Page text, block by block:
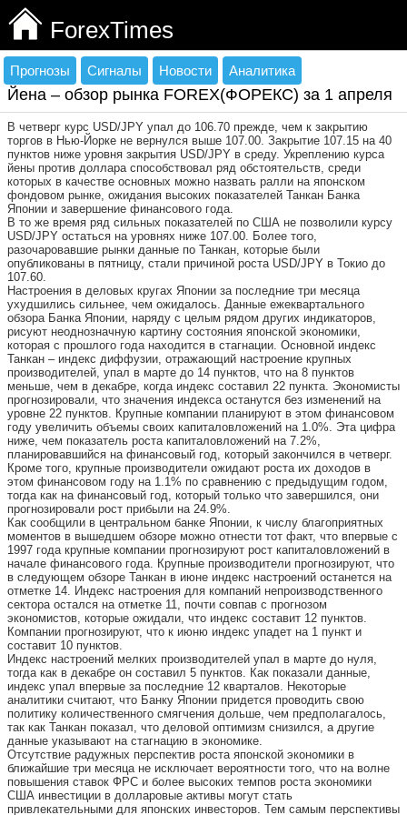
ForexTimes
Прогнозы Сигналы Новости Аналитика
Йена – обзор рынка FOREX(ФОРЕКС) за 1 апреля
В четверг курс USD/JPY упал до 106.70 прежде, чем к закрытию
торгов в Нью-Йорке не вернулся выше 107.00. Закрытие 107.15 на 40
пунктов ниже уровня закрытия USD/JPY в среду. Укреплению курса
йены против доллара способствовал ряд обстоятельств, среди
которых в качестве основных можно назвать ралли на японском
фондовом рынке, ожидания высоких показателей Танкан Банка
Японии и завершение финансового года.
В то же время ряд сильных показателей по США не позволили курсу
USD/JPY остаться на уровнях ниже 107.00. Более того,
разочаровавшие рынки данные по Танкан, которые были
опубликованы в пятницу, стали причиной роста USD/JPY в Токио до
107.60.
Настроения в деловых кругах Японии за последние три месяца
ухудшились сильнее, чем ожидалось. Данные ежеквартального
обзора Банка Японии, наряду с целым рядом других индикаторов,
рисуют неоднозначную картину состояния японской экономики,
которая с прошлого года находится в стагнации. Основной индекс
Танкан – индекс диффузии, отражающий настроение крупных
производителей, упал в марте до 14 пунктов, что на 8 пунктов
меньше, чем в декабре, когда индекс составил 22 пункта. Экономисты
прогнозировали, что значения индекса останутся без изменений на
уровне 22 пунктов. Крупные компании планируют в этом финансовом
году увеличить объемы своих капиталовложений на 1.0%. Эта цифра
ниже, чем показатель роста капиталовложений на 7.2%,
планировавшийся на финансовый год, который закончился в четверг.
Кроме того, крупные производители ожидают роста их доходов в
этом финансовом году на 1.1% по сравнению с предыдущим годом,
тогда как на финансовый год, который только что завершился, они
прогнозировали рост прибыли на 24.9%.
Как сообщили в центральном банке Японии, к числу благоприятных
моментов в вышедшем обзоре можно отнести тот факт, что впервые с
1997 года крупные компании прогнозируют рост капиталовложений в
начале финансового года. Крупные производители прогнозируют, что
в следующем обзоре Танкан в июне индекс настроений останется на
отметке 14. Индекс настроения для компаний непроизводственного
сектора остался на отметке 11, почти совпав с прогнозом
экономистов, которые ожидали, что индекс составит 12 пунктов.
Компании прогнозируют, что к июню индекс упадет на 1 пункт и
составит 10 пунктов.
Индекс настроений мелких производителей упал в марте до нуля,
тогда как в декабре он составил 5 пунктов. Как показали данные,
индекс упал впервые за последние 12 кварталов. Некоторые
аналитики считают, что Банку Японии придется проводить свою
политику количественного смягчения дольше, чем предполагалось,
так как Танкан показал, что деловой оптимизм снизился, а другие
данные указывают на стагнацию в экономике.
Отсутствие радужных перспектив роста японской экономики в
ближайшие три месяца не исключает вероятности того, что на волне
повышения ставок ФРС и более высоких темпов роста экономики
США инвестиции в долларовые активы могут стать
привлекательными для японских инвесторов. Тем самым перспективы